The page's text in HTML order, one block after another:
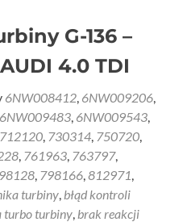
G-136 –
4.0 TDI
6NW008412, 6NW009206,
6NW009483, 6NW009543,
712120, 730314, 750720,
, 761963, 763797,
, 798166,812971,
turbiny, błąd kontroli
turbo turbiny, brak reakcji